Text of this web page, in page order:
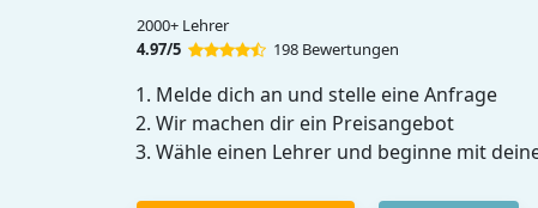
2000+ Lehrer
4.97/5
198 Bewertungen
Melde dich an und stelle eine Anfrage
Wir machen dir ein Preisangebot
Wähle einen Lehrer und beginne mit